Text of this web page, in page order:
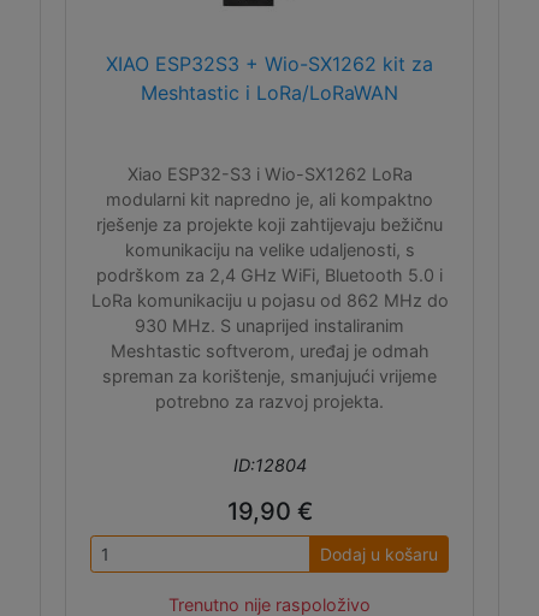
XIAO ESP32S3 + Wio-SX1262 kit za
Meshtastic i LoRa/LoRaWAN
Xiao ESP32-S3 i Wio-SX1262 LoRa
modularni kit napredno je, ali kompaktno
rješenje za projekte koji zahtijevaju bežičnu
komunikaciju na velike udaljenosti, s
podrškom za 2,4 GHz WiFi, Bluetooth 5.0 i
LoRa komunikaciju u pojasu od 862 MHz do
930 MHz. S unaprijed instaliranim
Meshtastic softverom, uređaj je odmah
spreman za korištenje, smanjujući vrijeme
potrebno za razvoj projekta.
ID:12804
19,90 €
Dodaj u košaru
Trenutno nije raspoloživo